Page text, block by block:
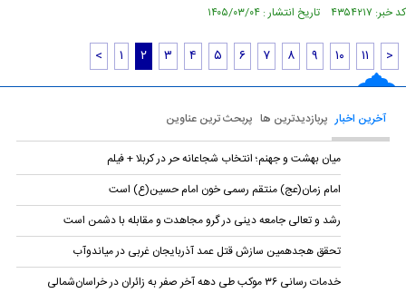
کد خبر: ۴۳۵۴۲۱۷ تاریخ انتشار : ۱۴۰۵/۰۳/۰۴
< ۱ ۲ ۳ ۴ ۵ ۶ ۷ ۸ ۹ ۱۰ ۱۱ >
آخرین اخبار پربازدیدترین ها پربحث ترین عناوین
میان بهشت و جهنم؛ انتخاب شجاعانه حر در کربلا + فیلم
امام زمان(عج) منتقم رسمی خون امام حسین(ع) است
رشد و تعالی جامعه دینی در گرو مجاهدت و مقابله با دشمن است
تحقق هجدهمین سازش قتل عمد آذربایجان غربی در میاندوآب
خدمات رسانی ۳۶ موکب طی دهه آخر صفر به زائران در خراسان‌شمالی